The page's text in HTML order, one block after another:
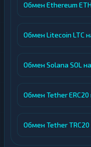
Обмен Ethereum ETH
Обмен Litecoin LTC
Обмен Solana SOL на
Обмен Tether ERC20
Обмен Tether TRC20